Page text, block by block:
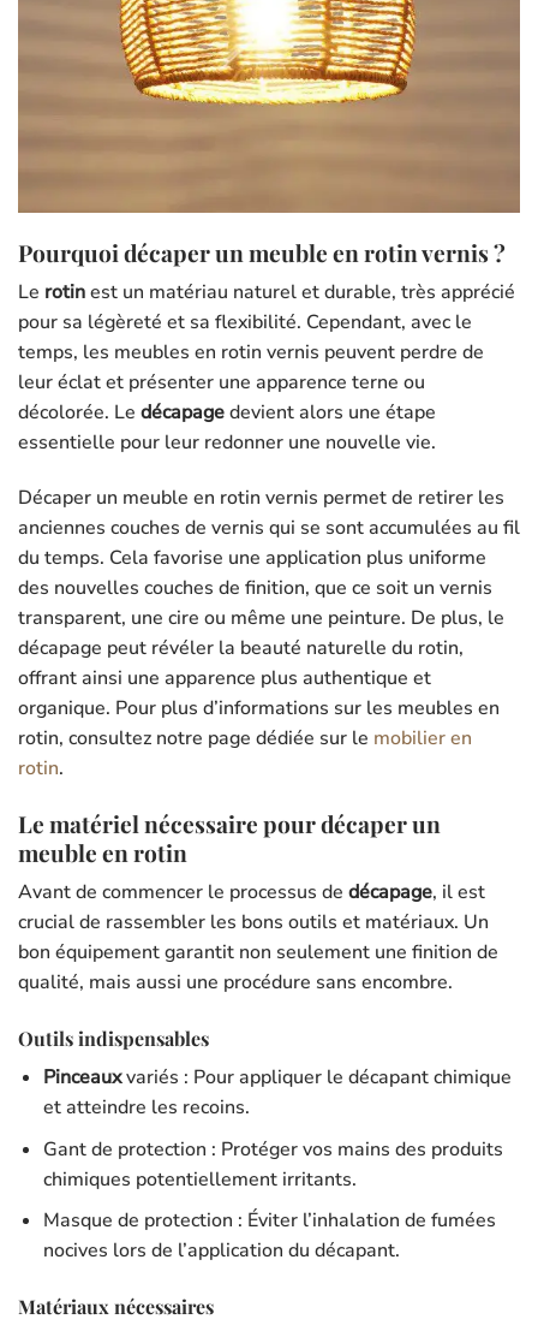
Pourquoi décaper un meuble en rotin vernis ?
Le rotinest un matériau naturel et durable, très apprécié
pour sa légèreté et sa flexibilité. Cependant, avec le
temps, les meubles en rotin vernis peuvent perdre de
leur éclat et présenter une apparence terne ou
décolorée. Le décapagedevient alors une étape
essentielle pour leur redonner une nouvelle vie.
Décaper un meuble en rotin vernis permet de retirer les
anciennes couches de vernis qui se sont accumulées au fil
du temps. Cela favorise une application plus uniforme
des nouvelles couches de finition, que ce soit un vernis
transparent, une cire ou même une peinture. De plus, le
décapage peut révéler la beauté naturelle du rotin,
offrant ainsi une apparence plus authentique et
organique. Pour plus d’informations sur les meubles en
rotin, consultez notre page dédiée sur le mobilier en
rotin.
Le matériel nécessaire pour décaper un
meuble en rotin
Avant de commencer le processus de décapage, il est
crucial de rassembler les bons outils et matériaux. Un
bon équipement garantit non seulement une finition de
qualité, mais aussi une procédure sans encombre.
Outils indispensables
Pinceauxvariés : Pour appliquer le décapant chimique
et atteindre les recoins.
Gant de protection : Protéger vos mains des produits
chimiques potentiellement irritants.
Masque de protection : Éviter l’inhalation de fumées
nocives lors de l’application du décapant.
Matériaux nécessaires